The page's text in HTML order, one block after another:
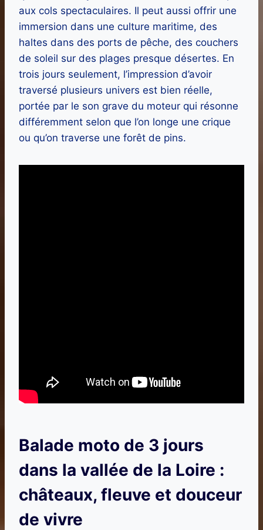
aux cols spectaculaires. Il peut aussi offrir une
immersion dans une culture maritime, des
haltes dans des ports de pêche, des couchers
de soleil sur des plages presque désertes. En
trois jours seulement, l’impression d’avoir
traversé plusieurs univers est bien réelle,
portée par le son grave du moteur qui résonne
différemment selon que l’on longe une crique
ou qu’on traverse une forêt de pins.
Balade moto de 3 jours
dans la vallée de la Loire :
châteaux, fleuve et douceur
de vivre